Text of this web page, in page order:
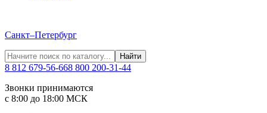
Санкт–Петербург
Найти
8 812 679-56-668 800 200-31-44
Звонки принимаются
с 8:00 до 18:00 МСК